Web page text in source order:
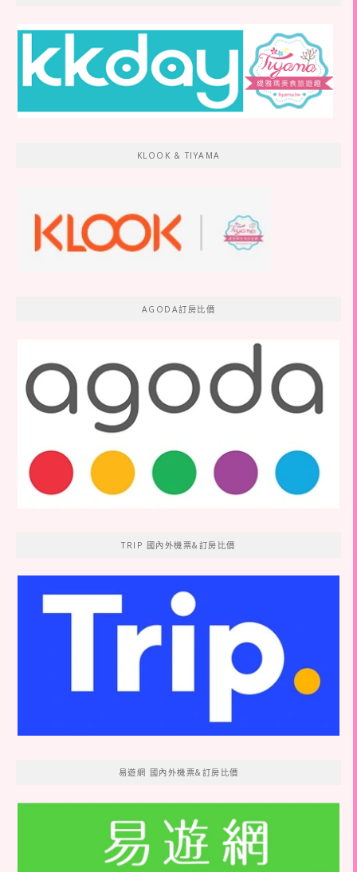
KLOOK & TIYAMA
AGODA訂房比價
TRIP 國內外機票&訂房比價
易遊網 國內外機票&訂房比價